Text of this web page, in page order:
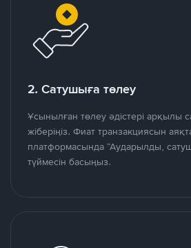
2. Сатушыға төлеу
Ұсынылған төлеу әдістері арқылы
жіберіңіз. Фиат транзакциясын
платформасында “Аударылды,
түймесін басыңыз.